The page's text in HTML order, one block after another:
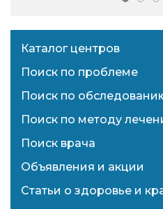
Каталог центров
Поиск по проблеме
Поиск по
Поиск по методу
Поиск врача
Объявления и акции
Статьи о здоровье и